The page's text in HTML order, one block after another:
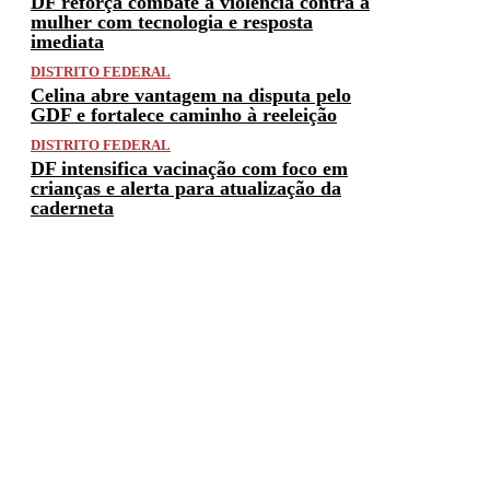
mulher com tecnologia e resposta
imediata
DISTRITO FEDERAL
Celina abre vantagem na disputa pelo
GDF e fortalece caminho à reeleição
DISTRITO FEDERAL
DF intensifica vacinação com foco em
crianças e alerta para atualização da
caderneta